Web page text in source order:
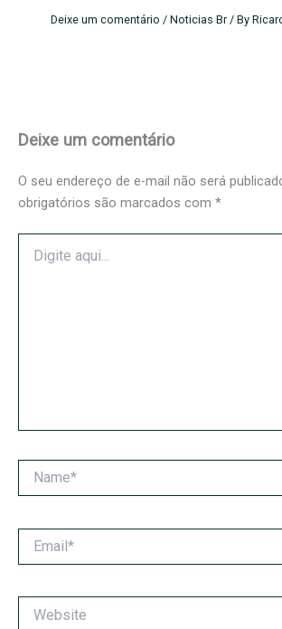
Deixe um comentário /Noticias Br/ By
Deixe um comentário
O seu endereço de e-mail não será
obrigatórios são marcados com *
aqui...